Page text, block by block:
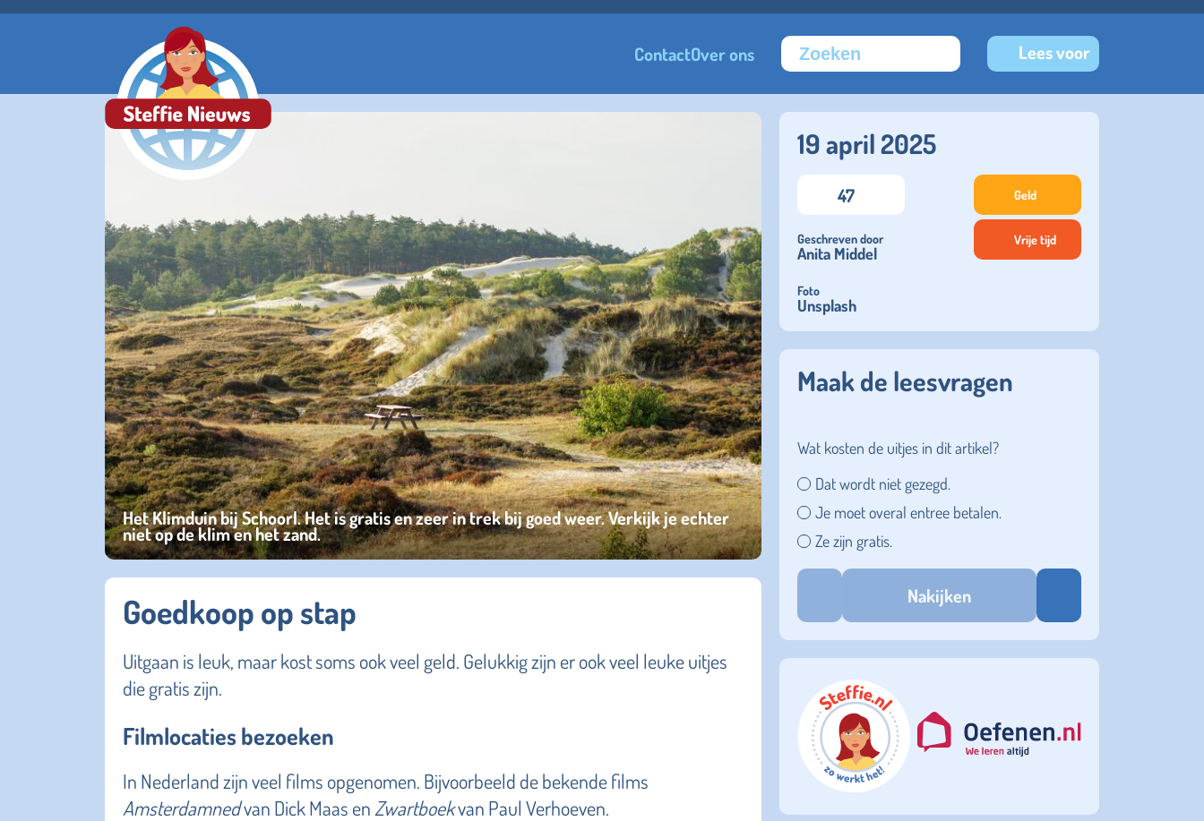
ContactOver ons Lees voor
Het Klimduin bij Schoorl. Het is gratis en zeer in trek bij goed weer. Verkijk je echter
niet op de klim en het zand.
Goedkoop op stap
Uitgaan is leuk, maar kost soms ook veel geld. Gelukkig zijn er ook veel leuke uitjes
die gratis zijn.
Filmlocaties bezoeken
In Nederland zijn veel films opgenomen. Bijvoorbeeld de bekende films
Amsterdamnedvan Dick Maas en Zwartboekvan Paul Verhoeven.
19 april 2025
47
Geschreven door
Anita Middel
Foto
Unsplash
Geld
Vrije tijd
Maak de leesvragen
Wat kosten de uitjes in dit artikel?
Dat wordt niet gezegd.
Je moet overal entree betalen.
Ze zijn gratis.
Nakijken